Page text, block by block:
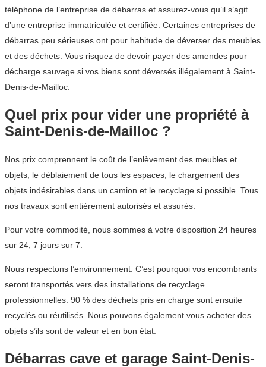
téléphone de l’entreprise de débarras et assurez-vous qu’il s’agit
d’une entreprise immatriculée et certifiée. Certaines entreprises de
débarras peu sérieuses ont pour habitude de déverser des meubles
et des déchets. Vous risquez de devoir payer des amendes pour
décharge sauvage si vos biens sont déversés illégalement à Saint-
Denis-de-Mailloc.
Quel prix pour vider une propriété à
Saint-Denis-de-Mailloc ?
Nos prix comprennent le coût de l’enlèvement des meubles et
objets, le déblaiement de tous les espaces, le chargement des
objets indésirables dans un camion et le recyclage si possible. Tous
nos travaux sont entièrement autorisés et assurés.
Pour votre commodité, nous sommes à votre disposition 24 heures
sur 24, 7 jours sur 7.
Nous respectons l’environnement. C’est pourquoi vos encombrants
seront transportés vers des installations de recyclage
professionnelles. 90 % des déchets pris en charge sont ensuite
recyclés ou réutilisés. Nous pouvons également vous acheter des
objets s’ils sont de valeur et en bon état.
Débarras cave et garage Saint-Denis-